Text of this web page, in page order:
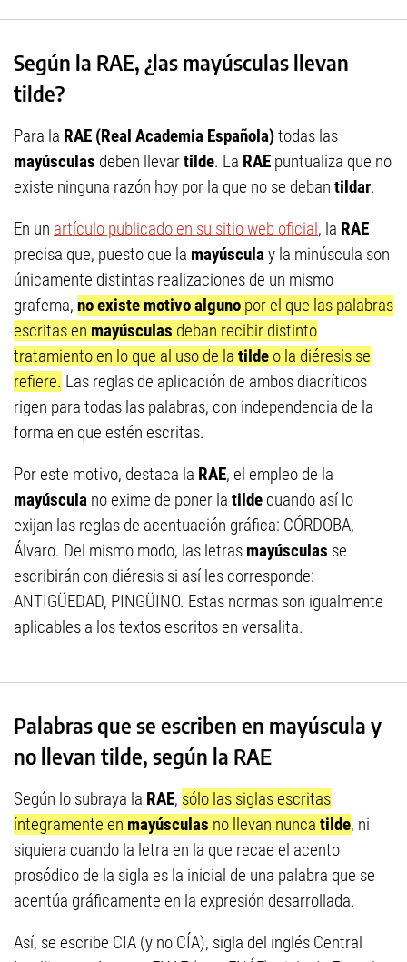
Según la RAE, ¿las mayúsculas llevan
tilde?
Para la RAE (Real Academia Española)todas las
mayúsculas deben llevartilde. La RAE puntualiza que no
existe ninguna razón hoy por la que no se deban tildar.
En un artículo publicado en su sitio web oficial, la RAE
precisa que, puesto que la mayúsculay la minúscula son
únicamente distintas realizaciones de un mismo
grafema, no existe motivo alguno por el que las palabras
escritas en mayúsculas deban recibir distinto
tratamiento en lo que al uso de la tilde o la diéresis se
refiere. Las reglas de aplicación de ambos diacríticos
rigen para todas las palabras, con independencia de la
forma en que estén escritas.
Por este motivo, destaca la RAE, el empleo de la
mayúscula no exime de poner la tilde cuando así lo
exijan las reglas de acentuación gráfica: CÓRDOBA,
Álvaro. Del mismo modo, las letras mayúsculas se
escribirán con diéresis si así les corresponde:
ANTIGÜEDAD, PINGÜINO. Estas normas son igualmente
aplicables a los textos escritos en versalita.
Palabras que se escriben en mayúscula y
no llevan tilde, según la RAE
Según lo subraya la RAE, sólo las siglas escritas
íntegramente en mayúsculas no llevan nunca tilde, ni
siquiera cuando la letra en la que recae el acento
prosódico de la sigla es la inicial de una palabra que se
acentúa gráficamente en la expresión desarrollada.
Así, se escribe CIA (y no CÍA), sigla del inglés Central